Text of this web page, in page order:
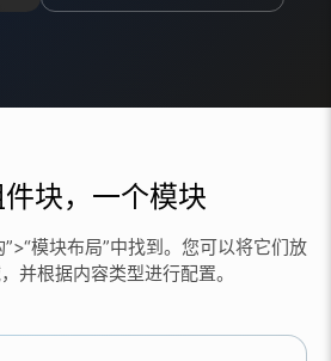
块，一个模块
模块布局”中找到。您可以将它们放
并根据内容类型进行配置。